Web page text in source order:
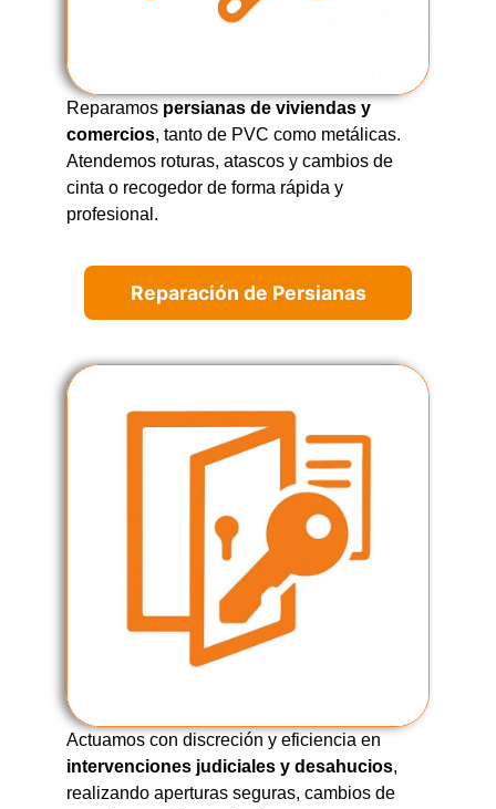
Reparamos persianas de viviendas y
comercios, tanto de PVC como metálicas.
Atendemos roturas, atascos y cambios de
cinta o recogedor de forma rápida y
profesional.
Reparación de Persianas
Actuamos con discreción y eficiencia en
intervenciones judiciales y desahucios,
realizando aperturas seguras, cambios de